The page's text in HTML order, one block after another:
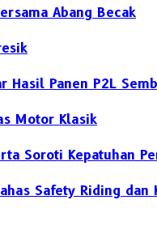
Abang Becak
Hasil Panen P2L
Motor Klasik
Soroti Kepatuhan
Safety Riding dan